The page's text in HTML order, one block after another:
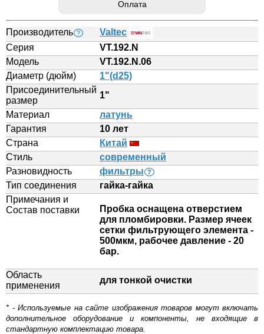
Оплата
Производитель ?
Valtec
Серия
VT.192.N
Модель
VT.192.N.06
Диаметр (дюйм)
1"(d25)
Присоединительный
размер
1"
Материал
латунь
Гарантия
10 лет
Страна
Китай
Стиль
современный
Разновидность
фильтры ?
Тип соединения
гайка-гайка
Примечания и
Состав поставки
Пробка оснащена отверстием
для пломбировки. Размер ячеек
сетки фильтрующего элемента -
500мкм, рабочее давление - 20
бар.
Область
применения
для тонкой очистки
* - Используемые на сайте изображения товаров могут включать
дополнительное оборудование и компоненты, не входящие в
стандартную комплектацию товара.